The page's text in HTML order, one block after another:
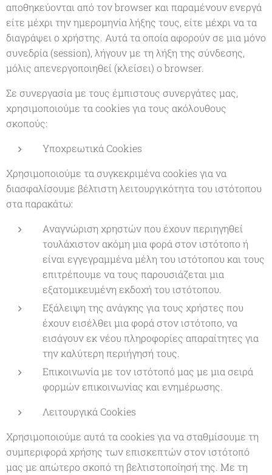
αποθηκεύονται από τον browser και παραμένουν ενεργά
είτε μέχρι την ημερομηνία λήξης τους, είτε μέχρι να τα
διαγράψει ο χρήστης. Αυτά τα οποία αφορούν σε μια μόνο
συνεδρία (session), λήγουν με τη λήξη της σύνδεσης,
μόλις απενεργοποιηθεί (κλείσει) ο browser.
Σε συνεργασία με τους έμπιστους συνεργάτες μας,
χρησιμοποιούμε τα cookies για τους ακόλουθους
σκοπούς:
Υποχρεωτικά Cookies
Χρησιμοποιούμε τα συγκεκριμένα cookies για να
διασφαλίσουμε βέλτιστη λειτουργικότητα του ιστότοπου
στα παρακάτω:
Αναγνώριση χρηστών που έχουν περιηγηθεί
τουλάχιστον ακόμη μια φορά στον ιστότοπο ή
είναι εγγεγραμμένα μέλη του ιστότοπου και τους
επιτρέπουμε να τους παρουσιάζεται μια
εξατομικευμένη εκδοχή του ιστότοπου.
Εξάλειψη της ανάγκης για τους χρήστες που
έχουν εισέλθει μια φορά στον ιστότοπο, να
εισάγουν εκ νέου πληροφορίες απαραίτητες για
την καλύτερη περιήγησή τους.
Επικοινωνία με τον ιστότοπό μας με μια σειρά
φορμών επικοινωνίας και ενημέρωσης.
Λειτουργικά Cookies
Χρησιμοποιούμε αυτά τα cookies για να σταθμίσουμε τη
συμπεριφορά χρήσης των επισκεπτών στον ιστότοπό
μας με απώτερο σκοπό τη βελτιστοποίησή της. Με τη